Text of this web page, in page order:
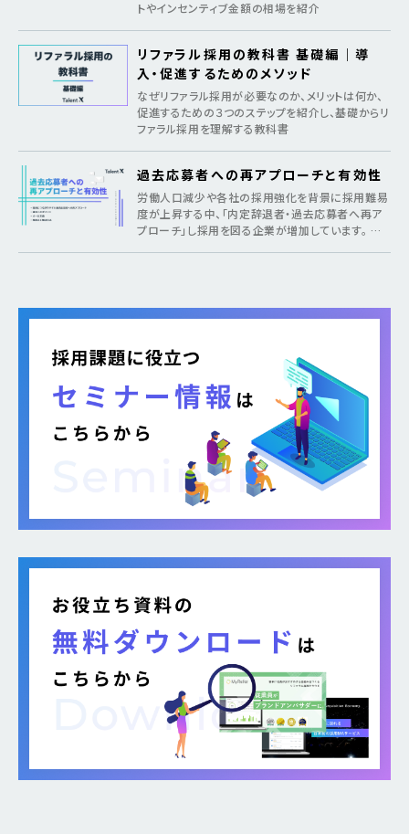
トやインセンティブ金額の相場を紹介
リファラル採用の教科書 基礎編｜導
入・促進するためのメソッド
なぜリファラル採用が必要なのか、メリットは何か、
促進するための３つのステップを紹介し、基礎からリ
ファラル採用を理解する教科書
過去応募者への再アプローチと有効性
労働人口減少や各社の採用強化を背景に採用難易
度が上昇する中、「内定辞退者・過去応募者へ再ア
プローチ」し採用を図る企業が増加しています。 そ